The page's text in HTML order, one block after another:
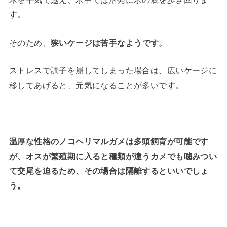
す。
そのため、 狭いケージは苦手なようです。
ストレスで調子を崩してしまった場合は、広いケージに
移してあげると、元気になることが多いです。
温厚な性格のノコヘリマルガメは多頭飼育が可能です
が、オスが繁殖期に入ると種類が違うカメでも噛みつい
て交尾を迫るため、その場合は隔離するといいでしょ
う。